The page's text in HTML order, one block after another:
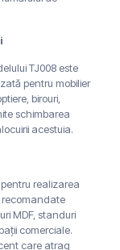
TJ008 este
pentru mobilier
birouri,
schimbarea
acestuia.
realizarea
recomandate
MDF, standuri
comerciale.
care atrag